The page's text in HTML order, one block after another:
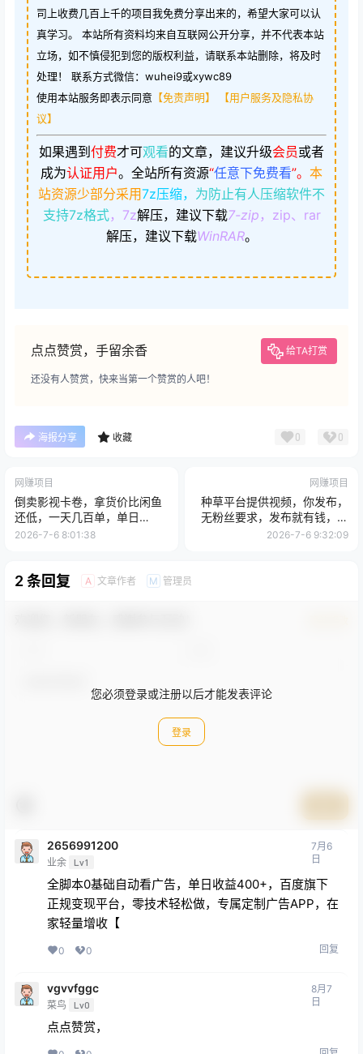
司上收费几百上千的项目我免费分享出来的，希望大家可以认
真学习。 本站所有资料均来自互联网公开分享，并不代表本站
立场，如不慎侵犯到您的版权利益，请联系本站删除，将及时
处理！ 联系方式微信：wuhei9或xywc89
使用本站服务即表示同意 【免责声明】
【用户服务及隐私协
议】
如果遇到 付费才可观看的文章，建议升级会员或者
成为认证用户。 全站所有资源“任意下免费看”。 本
站资源少部分采用7z压缩， 为防止有人压缩软件不
支持7z格式，7z解压，建议下载7-zip ，zip、rar
解压，建议下载WinRAR。
点点赞赏，手留余香 给TA打赏
还没有人赞赏，快来当第一个赞赏的人吧！
海报分享 收藏 0 0
网赚项目
倒卖影视卡卷，拿货价比闲鱼
还低，一天几百单，单日
1k+利润，详细玩法教会你
2026-7-6 8:01:38
网赚项目
种草平台提供视频，你发布，
无粉丝要求，发布就有钱，轻
松一天300+
2026-7-6 9:32:09
2 条回复 A 文章作者 M 管理员
您必须登录或注册以后才能发表评论
登录
2656991200
业余 Lv1
7月6
日
全脚本0基础自动看广告，单日收益400+，百度旗下
正规变现平台，零技术轻松做，专属定制广告APP，在
家轻量增收【
0 0 回复
vgvvfggc
菜鸟 Lv0
8月7
日
点点赞赏，